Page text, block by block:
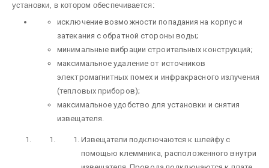
установки, в котором обеспечивается:
исключение возможности попадания на корпус и
затекания с обратной стороны воды;
минимальные вибрации строительных конструкций;
максимальное удаление от источников
электромагнитных помех и инфракрасного излучения
(тепловых приборов);
максимальное удобство для установки и снятия
извещателя.
Извещатели подключаются к шлейфу с
помощью клеммника, расположенного внутри